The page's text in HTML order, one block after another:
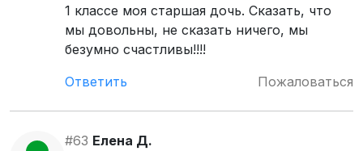
1 классе моя старшая дочь. Сказать, что
мы довольны, не сказать ничего, мы
безумно счастливы!!!!
Ответить
Пожаловаться
#63 Елена Д.